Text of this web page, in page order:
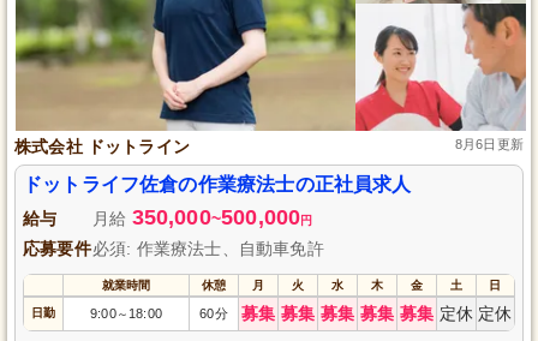
株式会社 ドットライン 8月6日更新
ドットライフ佐倉の作業療法士の正社員求人
給与 月給 350,000~500,000円
応募要件必須: 作業療法士、自動車免許
就業時間 休憩 月 火 水 木 金 土 日
日勤 9:00～ 18:00 60分 募集 募集 募集 募集 募集 定休 定休